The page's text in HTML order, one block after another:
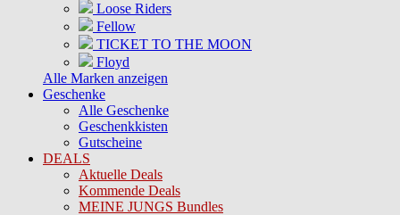
Loose Riders
Fellow
TICKET TO THE MOON
Floyd
Alle Marken anzeigen
Geschenke
Alle Geschenke
Geschenkkisten
Gutscheine
DEALS
Aktuelle Deals
Kommende Deals
MEINE JUNGS Bundles